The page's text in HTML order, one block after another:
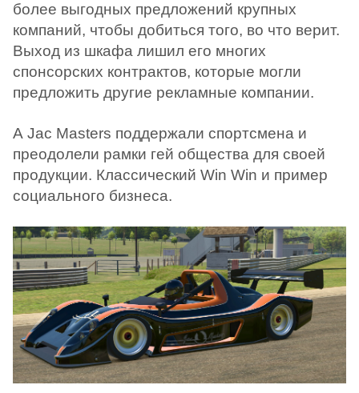
более выгодных предложений крупных
компаний, чтобы добиться того, во что верит.
Выход из шкафа лишил его многих
спонсорских контрактов, которые могли
предложить другие рекламные компании.
А Jac Masters поддержали спортсмена и
преодолели рамки гей общества для своей
продукции. Классический Win Win и пример
социального бизнеса.